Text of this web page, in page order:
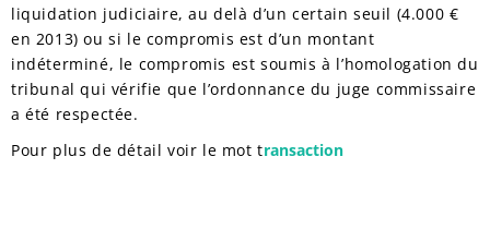
liquidation judiciaire, au delà d’un certain seuil (4.000 €
en 2013) ou si le compromis est d’un montant
indéterminé, le compromis est soumis à l’homologation du
tribunal qui vérifie que l’ordonnance du juge commissaire
a été respectée.
Pour plus de détail voir le mot transaction